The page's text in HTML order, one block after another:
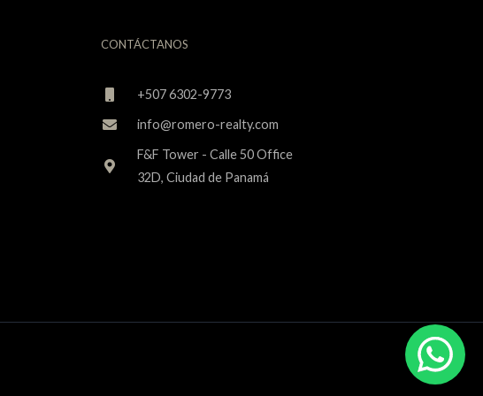
CONTÁCTANOS
+507 6302-9773
info@romero-realty.com
F&F Tower - Calle 50 Office
32D, Ciudad de Panamá